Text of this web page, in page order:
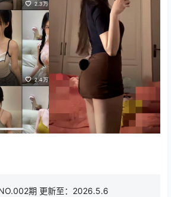
期 更新至：2026.5.6